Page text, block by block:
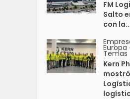
FM
Salto
con
Europa
Temas
Kern